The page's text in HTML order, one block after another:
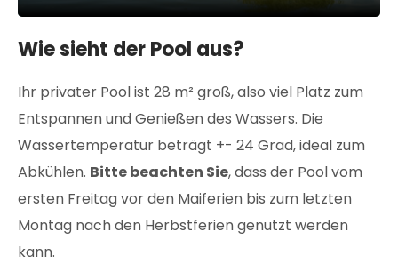
Wie sieht der Pool aus?
Ihr privater Pool ist 28 m² groß, also viel Platz zum
Entspannen und Genießen des Wassers. Die
Wassertemperatur beträgt +- 24 Grad, ideal zum
Abkühlen. Bitte beachten Sie, dass der Pool vom
ersten Freitag vor den Maiferien bis zum letzten
Montag nach den Herbstferien genutzt werden
kann.